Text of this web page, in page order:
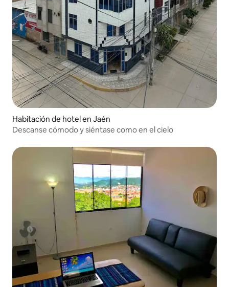
Habitación de hotel en Jaén
Descanse cómodo y siéntase como en el cielo